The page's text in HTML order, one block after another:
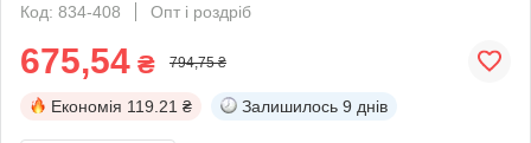
Код: 834-408
Опт і роздріб
675,54 ₴ 794,75 ₴
Економія 119.21 ₴ Залишилось 9 днів